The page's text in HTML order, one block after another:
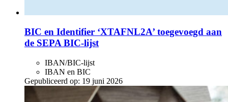
BIC en Identifier ‘XTAFNL2A’ toegevoegd aan
de SEPA BIC-lijst
IBAN/BIC-lijst
IBAN en BIC
Gepubliceerd op: 19 juni 2026